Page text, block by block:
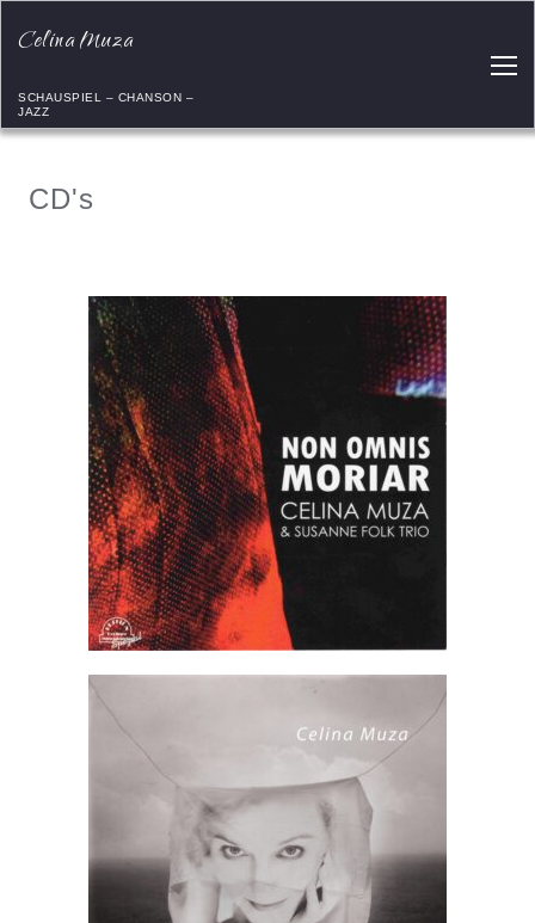
Celina Muza
SCHAUSPIEL – CHANSON –
JAZZ
CD's